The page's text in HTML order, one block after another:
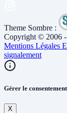
Theme Sombre :
Copyright © 2006
Mentions Légales
signalement
Gérer le consentement
X